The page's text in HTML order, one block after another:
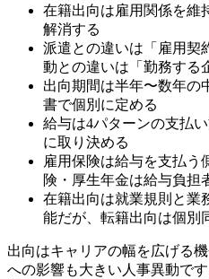
在籍出向は雇用関係を維
解消する
派遣との違いは「雇用契
動との違いは「勤務する
出向期間は半年〜数年の
書で個別に定める
給与は4パターンの支払
に取り決める
雇用保険は給与を支払う
険・厚生年金は給与負担
在籍出向は就業規則と業
能だが、転籍出向は個別
出向はキャリアの幅を広げる
への影響も大きい人事異動で